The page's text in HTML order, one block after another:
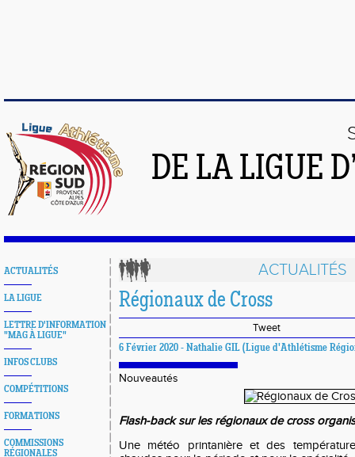
DE LA LIGUE
ACTUALITÉS
LA LIGUE
LETTRE D'INFORMATION
"MAG À LIGUE"
INFOS CLUBS
COMPÉTITIONS
FORMATIONS
COMMISSIONS
RÉGIONALES
ACTUALITÉS
Régionaux de Cross
Tweet
6 Février 2020 - Nathalie GIL (Ligue d'Athlétisme
Nouveautés
Flash-back sur les régionaux de cross
Une météo printanière et des